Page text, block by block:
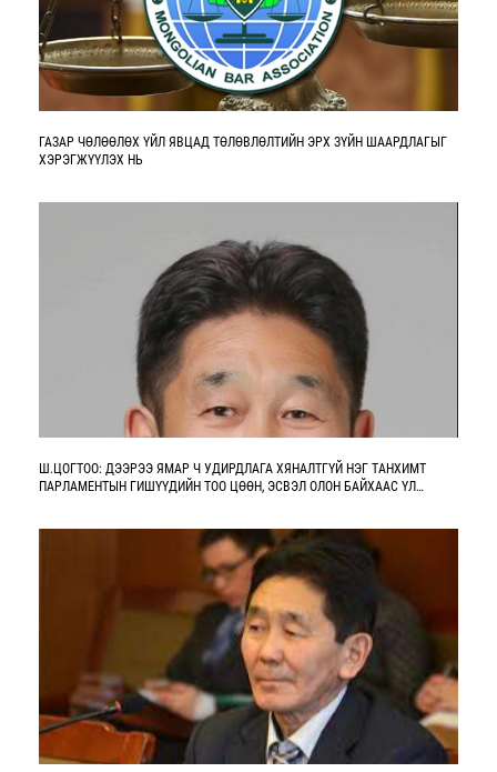
ГАЗАР ЧӨЛӨӨЛӨХ ҮЙЛ ЯВЦАД ТӨЛӨВЛӨЛТИЙН ЭРХ ЗҮЙН ШААРДЛАГЫГ
ХЭРЭГЖҮҮЛЭХ НЬ
Ш.ЦОГТОО: ДЭЭРЭЭ ЯМАР Ч УДИРДЛАГА ХЯНАЛТГҮЙ НЭГ ТАНХИМТ
ПАРЛАМЕНТЫН ГИШҮҮДИЙН ТОО ЦӨӨН, ЭСВЭЛ ОЛОН БАЙХААС ҮЛ